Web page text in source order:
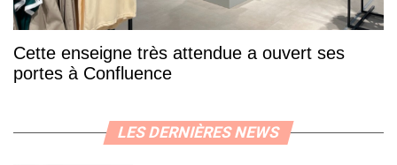
Cette enseigne très attendue a ouvert ses
portes à Confluence
LES DERNIÈRES NEWS